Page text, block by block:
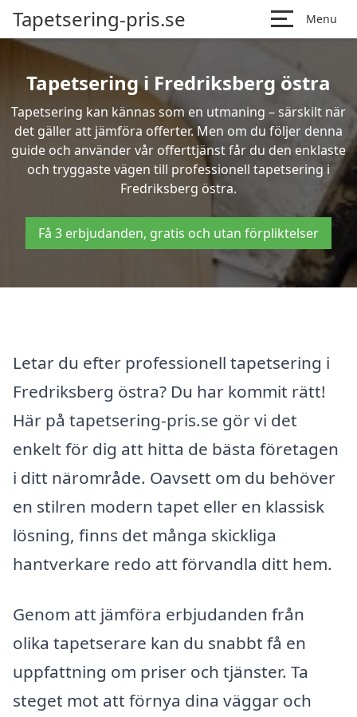
Tapetsering-pris.se Menu
Tapetsering i Fredriksberg östra
Tapetsering kan kännas som en utmaning – särskilt när
det gäller att jämföra offerter. Men om du följer denna
guide och använder vår offerttjänst får du den enklaste
och tryggaste vägen till professionell tapetsering i
Fredriksberg östra.
Få 3 erbjudanden, gratis och utan förpliktelser
Letar du efter professionell tapetsering i
Fredriksberg östra? Du har kommit rätt!
Här på tapetsering-pris.se gör vi det
enkelt för dig att hitta de bästa företagen
i ditt närområde. Oavsett om du behöver
en stilren modern tapet eller en klassisk
lösning, finns det många skickliga
hantverkare redo att förvandla ditt hem.
Genom att jämföra erbjudanden från
olika tapetserare kan du snabbt få en
uppfattning om priser och tjänster. Ta
steget mot att förnya dina väggar och